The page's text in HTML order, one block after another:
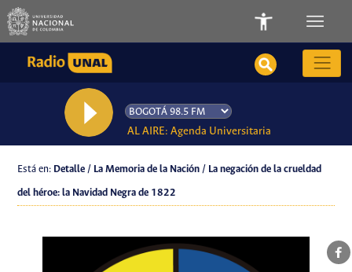
AL AIRE: Agenda Universitaria
Está en: Detalle / La Memoria de la Nación / La negación de la crueldad
del héroe: la Navidad Negra de 1822